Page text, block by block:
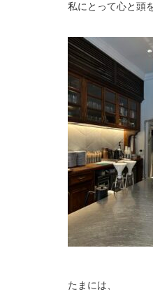
私にとって心と頭
たまには、